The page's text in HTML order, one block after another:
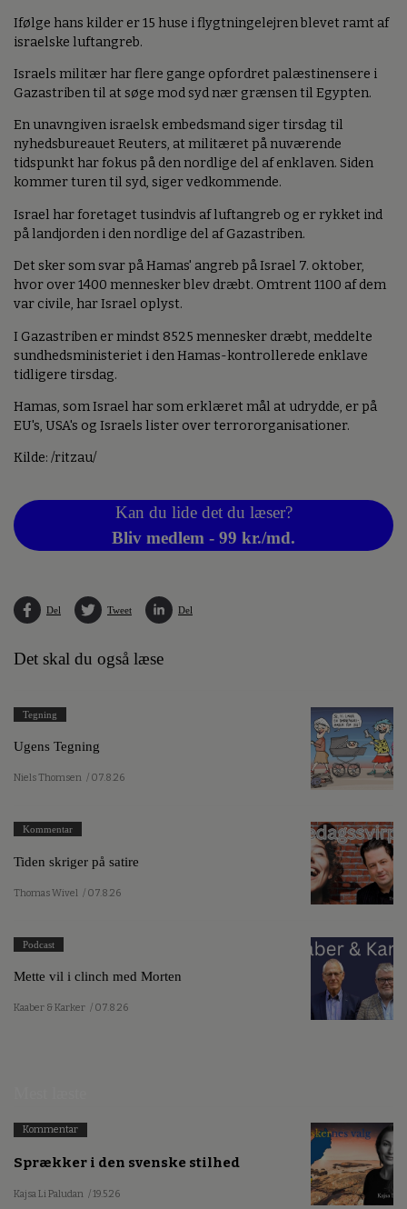
Ifølge hans kilder er 15 huse i flygtningelejren blevet ramt af
israelske luftangreb.
Israels militær har flere gange opfordret palæstinensere i
Gazastriben til at søge mod syd nær grænsen til Egypten.
En unavngiven israelsk embedsmand siger tirsdag til
nyhedsbureauet Reuters, at militæret på nuværende
tidspunkt har fokus på den nordlige del af enklaven. Siden
kommer turen til syd, siger vedkommende.
Israel har foretaget tusindvis af luftangreb og er rykket ind
på landjorden i den nordlige del af Gazastriben.
Det sker som svar på Hamas' angreb på Israel 7. oktober,
hvor over 1400 mennesker blev dræbt. Omtrent 1100 af dem
var civile, har Israel oplyst.
I Gazastriben er mindst 8525 mennesker dræbt, meddelte
sundhedsministeriet i den Hamas-kontrollerede enklave
tidligere tirsdag.
Hamas, som Israel har som erklæret mål at udrydde, er på
EU's, USA's og Israels lister over terrororganisationer.
Kilde: /ritzau/
Kan du lide det du læser?
Bliv medlem - 99 kr./md.
Del Tweet Del
Det skal du også læse
Tegning
Ugens Tegning
Niels Thomsen / 07.8.26
Kommentar
Tiden skriger på satire
Thomas Wivel / 07.8.26
Podcast
Mette vil i clinch med Morten
Kaaber & Karker / 07.8.26
Kommentar
Sprækker i den svenske stilhed
Kajsa Li Paludan / 19.5.26